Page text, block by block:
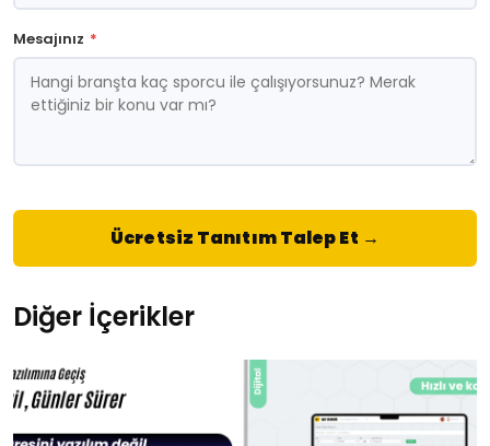
Mesajınız *
Ücretsiz Tanıtım Talep Et →
Diğer İçerikler